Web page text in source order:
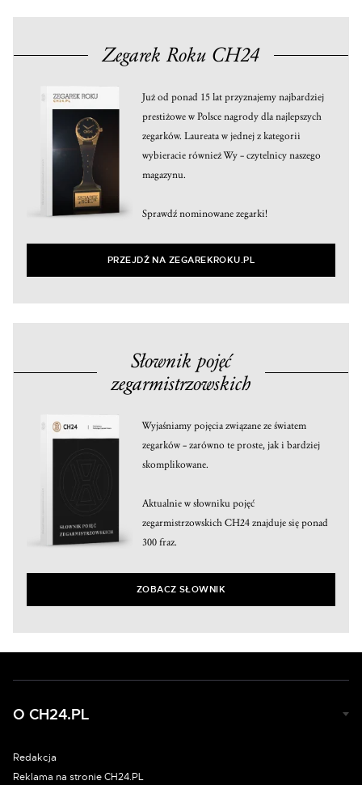
Zegarek Roku CH24
Już od ponad 15 lat przyznajemy najbardziej
prestiżowe w Polsce nagrody dla najlepszych
zegarków. Laureata w jednej z kategorii
wybieracie również Wy – czytelnicy naszego
magazynu.
Sprawdź nominowane zegarki!
PRZEJDŹ NA ZEGAREKROKU.PL
Słownik pojęć
zegarmistrzowskich
Wyjaśniamy pojęcia związane ze światem
zegarków – zarówno te proste, jak i bardziej
skomplikowane.
Aktualnie w słowniku pojęć
zegarmistrzowskich CH24 znajduje się ponad
300 fraz.
ZOBACZ SŁOWNIK
O CH24.PL
Redakcja
Reklama na stronie CH24.PL